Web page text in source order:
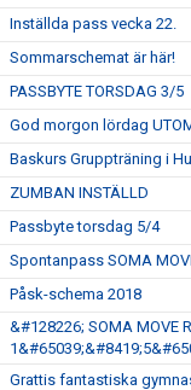
Inställda pass vecka 22.
Sommarschemat är här!
PASSBYTE TORSDAG 3/5
God morgon lördag
Baskurs Gruppträning i
ZUMBAN INSTÄLLD
Passbyte torsdag 5/4
Spontanpass SOMA
Påsk-schema 2018
&#128226; SOMA MOVE
Grattis fantastiska